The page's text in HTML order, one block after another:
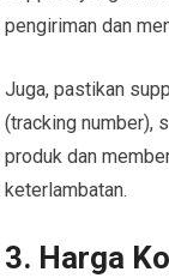
pengiriman dan
Juga, pastikan
(tracking number),
produk dan
keterlambatan.
3. Harga